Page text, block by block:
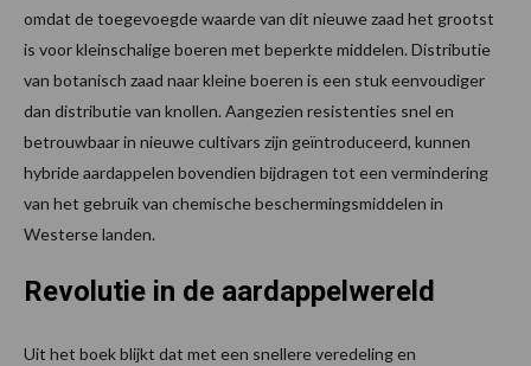
omdat de toegevoegde waarde van dit nieuwe zaad het grootst
is voor kleinschalige boeren met beperkte middelen. Distributie
van botanisch zaad naar kleine boeren is een stuk eenvoudiger
dan distributie van knollen. Aangezien resistenties snel en
betrouwbaar in nieuwe cultivars zijn geïntroduceerd, kunnen
hybride aardappelen bovendien bijdragen tot een vermindering
van het gebruik van chemische beschermingsmiddelen in
Westerse landen.
Revolutie in de aardappelwereld
Uit het boek blijkt dat met een snellere veredeling en